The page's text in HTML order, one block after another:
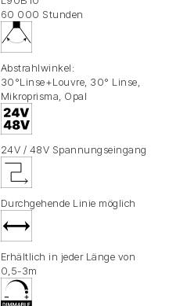
60 000 Stunden
Abstrahlwinkel:
30°Linse+Louvre, 30° Linse,
Mikroprisma, Opal
24V / 48V Spannungseingang
Durchgehende Linie möglich
Erhältlich in jeder Länge von
0,5-3m